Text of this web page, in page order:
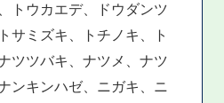
トウカエデ、ドウダンツ
サミズキ、トチノキ、ト
ツツバキ、ナツメ、ナツ
ンキンハゼ、ニガキ、ニ